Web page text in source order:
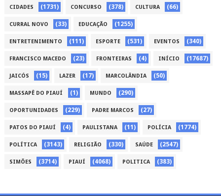
CIDADES (1731) CONCURSO (378) CULTURA (66)
CURRAL NOVO (33) EDUCAÇÃO (1255)
ENTRETENIMENTO (111) ESPORTE (531) EVENTOS (340)
FRANCISCO MACEDO (23) FRONTEIRAS (4) INÍCIO (17687)
JAICÓS (15) LAZER (17) MARCOLÂNDIA (50)
MASSAPÊ DO PIAUÍ (1) MUNDO (290)
OPORTUNIDADES (229) PADRE MARCOS (27)
PATOS DO PIAUÍ (4) PAULISTANA (11) POLÍCIA (1774)
POLÍTICA (3143) RELIGIÃO (330) SAÚDE (2547)
SIMÕES (3714) PIAUÍ (4068) POLITICA (383)